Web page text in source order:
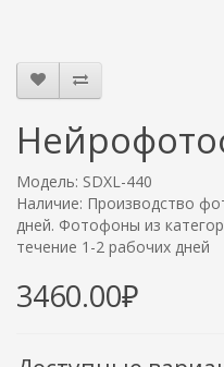
Модель: SDXL-440
Наличие: Производство
дней. Фотофоны из
течение 1-2 рабочих дней
3460.00₽